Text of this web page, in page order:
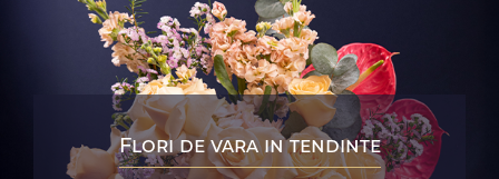
Flori de vara in tendinte